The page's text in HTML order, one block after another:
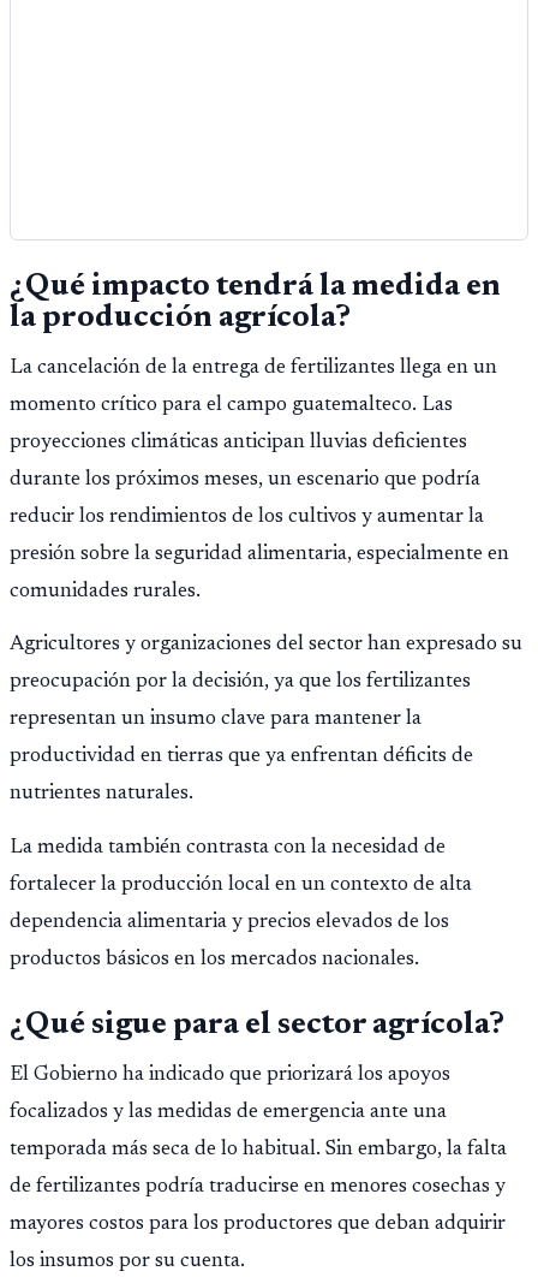
¿Qué impacto tendrá la medida en
la producción agrícola?
La cancelación de la entrega de fertilizantes llega en un
momento crítico para el campo guatemalteco. Las
proyecciones climáticas anticipan lluvias deficientes
durante los próximos meses, un escenario que podría
reducir los rendimientos de los cultivos y aumentar la
presión sobre la seguridad alimentaria, especialmente en
comunidades rurales.
Agricultores y organizaciones del sector han expresado su
preocupación por la decisión, ya que los fertilizantes
representan un insumo clave para mantener la
productividad en tierras que ya enfrentan déficits de
nutrientes naturales.
La medida también contrasta con la necesidad de
fortalecer la producción local en un contexto de alta
dependencia alimentaria y precios elevados de los
productos básicos en los mercados nacionales.
¿Qué sigue para el sector agrícola?
El Gobierno ha indicado que priorizará los apoyos
focalizados y las medidas de emergencia ante una
temporada más seca de lo habitual. Sin embargo, la falta
de fertilizantes podría traducirse en menores cosechas y
mayores costos para los productores que deban adquirir
los insumos por su cuenta.